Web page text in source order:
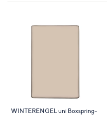
WINTERENGEL uni Boxspring-